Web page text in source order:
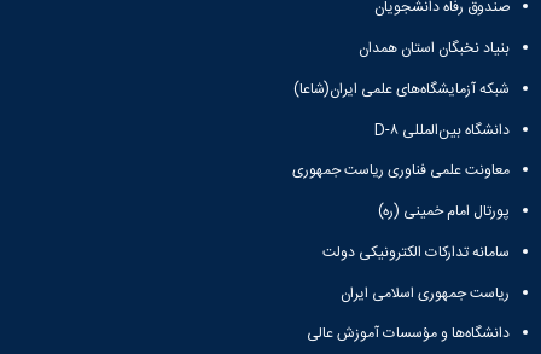
نشریات
فصلنامه
معاونت
پژوهش
فناوری
نشریه
مطالعات
فرهنگی
فهرست
نشریات
علمی
معتبر
صندوق رفاه دانشجویان
بنیاد نخبگان استان همدان
شبکه آزمایشگاه‌های علمی ایران(شاعا)
دانشگاه بین‌المللی D-۸
معاونت علمی فناوری ریاست جمهوری
پورتال امام خمینی (ره)
سامانه تدارکات الکترونیکی دولت
ریاست جمهوری اسلامی ایران
دانشگاه‌ها و مؤسسات آموزش عالی